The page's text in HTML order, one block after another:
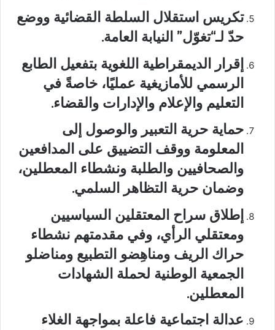
تكريس استقلال السلطة القضائية ووضع
حدّ لـ“تغوّل” النيابة العامة.
إقرار الديمقراطية اللغوية بتفعيل الطابع
الرسمي للأمازيغية عمليًا، خاصةً في
التعليم والإعلام والإدارات والقضاء.
حماية حرية التعبير والوصول إلى
المعلومة ووقف التضييق على المدافعين
والصحافيين والطلبة ونشطاء المعطلين،
وضمان حرية التظاهر السلمي.
إطلاق سراح المعتقلين السياسيين
ومعتقلي الرأي، وفي مقدمتهم نشطاء
حراك الريف ومناهِضو التطبيع ومناضلو
الجمعية الوطنية لحملة الشهادات
المعطلين.
عدالة اجتماعية فاعلة بمواجهة الغلاء